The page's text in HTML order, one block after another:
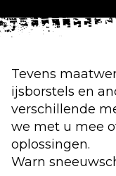
Tevens
ijsborstels en
verschillende
we met u mee
oplossingen.
Warn